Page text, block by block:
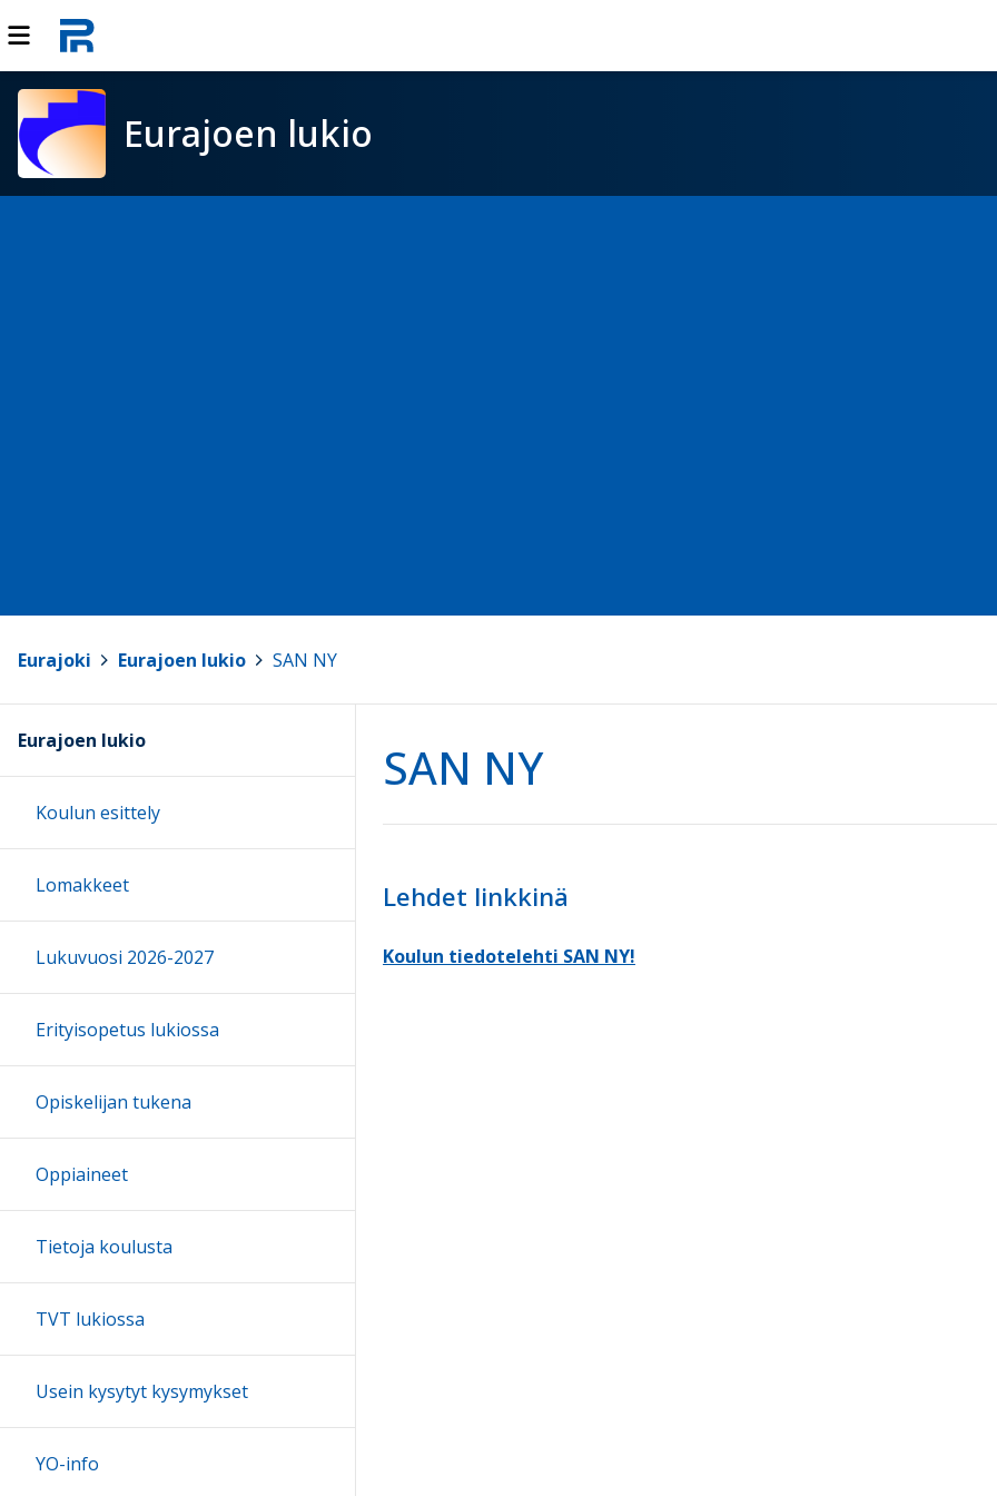
Eurajoen lukio
Eurajoki Eurajoen lukio SAN NY
SAN NY
Lehdet linkkinä
Koulun tiedotelehti SAN NY!
Eurajoen lukio
Koulun esittely
Lomakkeet
Lukuvuosi 2026-2027
Erityisopetus lukiossa
Opiskelijan tukena
Oppiaineet
Tietoja koulusta
TVT lukiossa
Usein kysytyt kysymykset
YO-info